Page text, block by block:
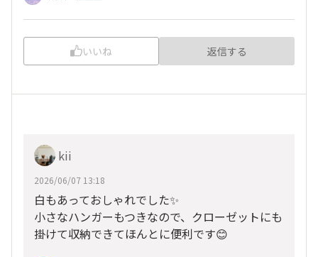
いいね 返信する
kii
2026/06/07 13:18
白もあっておしゃれでした✨
小さなハンガーもつきなので、クローゼットにも
掛けて収納できてほんとに便利です😊